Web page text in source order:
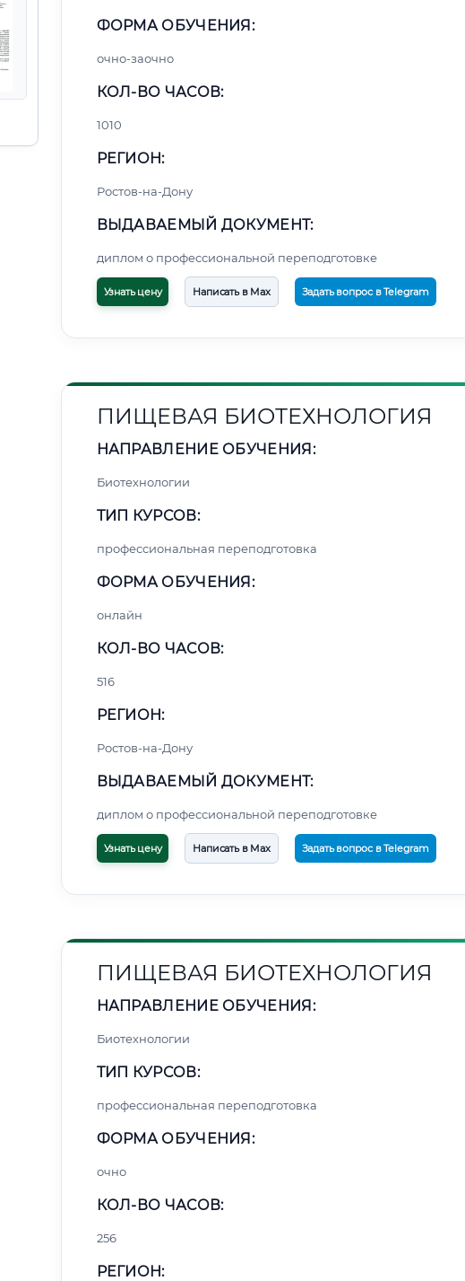
ФОРМА ОБУЧЕНИЯ:
очно-заочно
КОЛ-ВО ЧАСОВ:
1010
РЕГИОН:
Ростов-на-Дону
ВЫДАВАЕМЫЙ ДОКУМЕНТ:
диплом о профессиональной переподготовке
Узнать цену Написать в Max Задать вопрос в Telegram
ПИЩЕВАЯ БИОТЕХНОЛОГИЯ
НАПРАВЛЕНИЕ ОБУЧЕНИЯ:
Биотехнологии
ТИП КУРСОВ:
профессиональная переподготовка
ФОРМА ОБУЧЕНИЯ:
онлайн
КОЛ-ВО ЧАСОВ:
516
РЕГИОН:
Ростов-на-Дону
ВЫДАВАЕМЫЙ ДОКУМЕНТ:
диплом о профессиональной переподготовке
Узнать цену Написать в Max Задать вопрос в Telegram
ПИЩЕВАЯ БИОТЕХНОЛОГИЯ
НАПРАВЛЕНИЕ ОБУЧЕНИЯ:
Биотехнологии
ТИП КУРСОВ:
профессиональная переподготовка
ФОРМА ОБУЧЕНИЯ:
очно
КОЛ-ВО ЧАСОВ:
256
РЕГИОН: